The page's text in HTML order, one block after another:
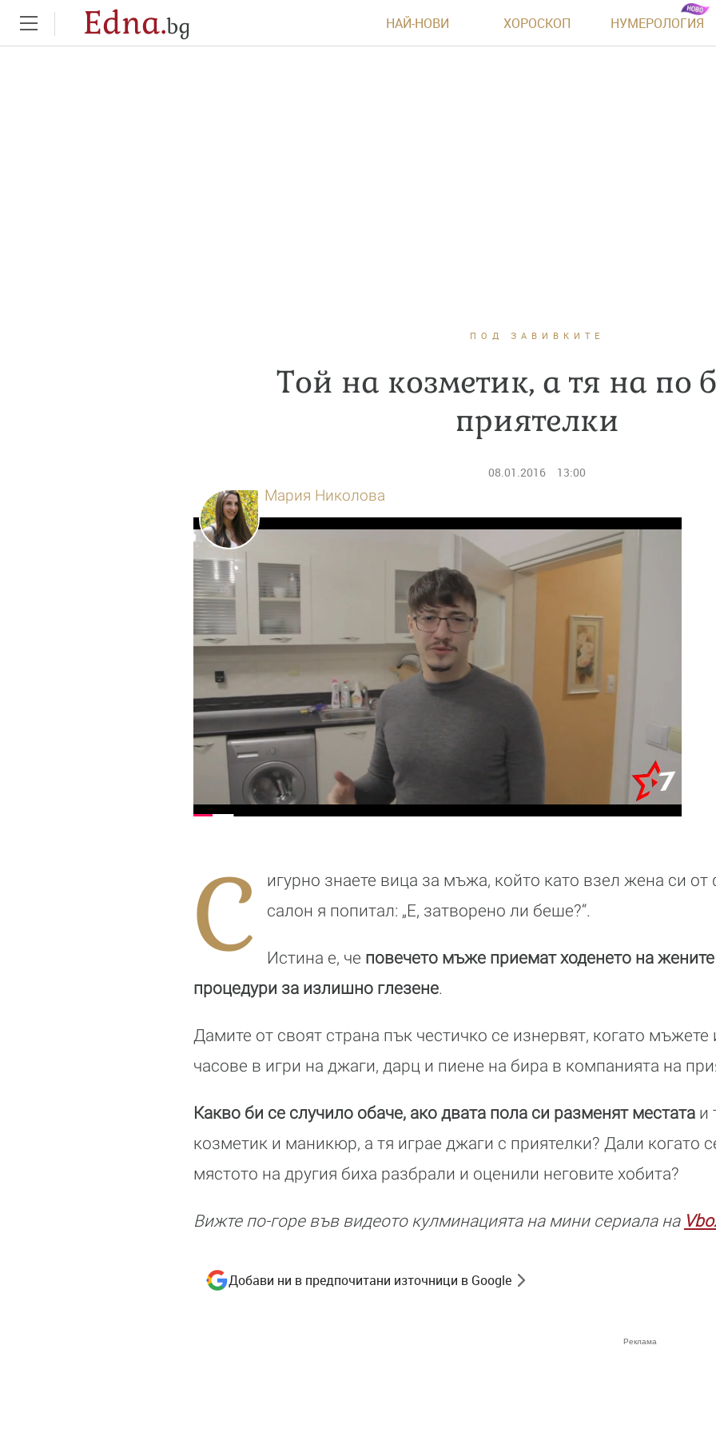
Edna.bg НАЙ-НОВИ ХОРОСКОП НУМЕРОЛОГИЯ
ПОД ЗАВИВКИТЕ
Той на козметик, а тя на по
приятелки
08.01.2016 13:00
Мария Николова
С
игурно знаете вица за мъжа, който като взел жена си
салон я попитал: „Е, затворено ли беше?“.
Истина е, че повечето мъже приемат ходенето на
процедури за излишно глезене.
Дамите от своят страна пък честичко се изнервят, когато
часове в игри на джаги, дарц и пиене на бира в компанията на
Какво би се случило обаче, ако двата пола си разменят местата и
козметик и маникюр, а тя играе джаги с приятелки? Дали когато
мястото на другия биха разбрали и оценили неговите хобита?
Вижте по-горе във видеото кулминацията на мини сериала на
Добави ни в предпочитани източници в Google